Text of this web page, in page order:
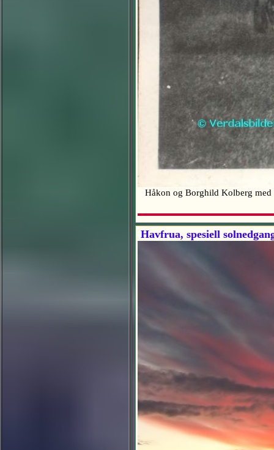
Håkon og Borghild Kolberg
Havfrua, spesiell